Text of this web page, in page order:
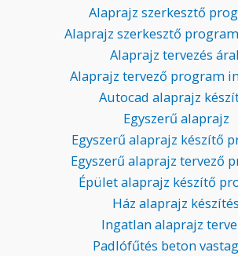
Alaprajz szerkesztő
Alaprajz szerkesztő
Alaprajz tervezés
Alaprajz tervező program
Autocad alaprajz
Egyszerű alaprajz
Egyszerű alaprajz készítő
Egyszerű alaprajz tervező
Épület alaprajz készítő
Ház alaprajz készítés
Ingatlan alaprajz
Padlófűtés beton